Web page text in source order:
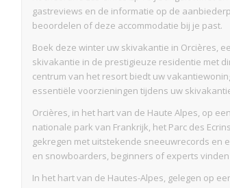
gastreviews en de informatie op de
beoordelen of deze accommodatie bij je past.
Boek deze winter uw skivakantie in Orcières,
skivakantie in de prestigieuze residentie met
centrum van het resort biedt uw
essentiële voorzieningen tijdens uw
Orcières, in het hart van de Haute Alpes, op
nationale park van Frankrijk, het Parc des
gekregen met uitstekende sneeuwrecords en
en snowboarders, beginners of experts
In het hart van de Hautes-Alpes, gelegen op